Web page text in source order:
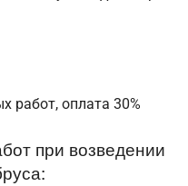
работ, оплата 30%
при возведении